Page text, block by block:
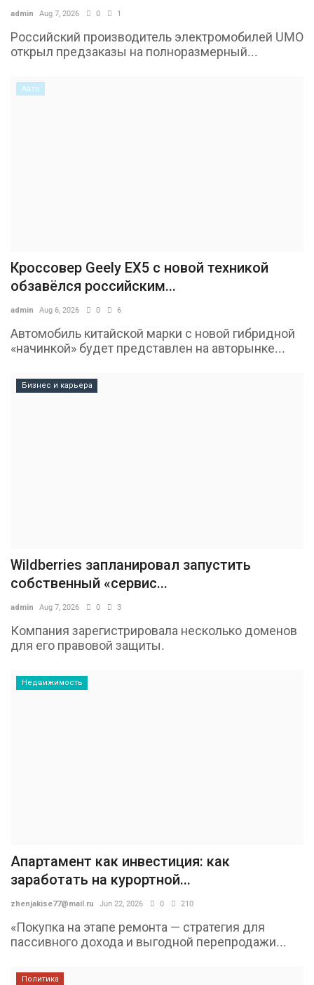
admin Aug 7, 2026 0 1
Российский производитель электромобилей UMO
открыл предзаказы на полноразмерный...
Авто
Кроссовер Geely EX5 с новой техникой
обзавёлся российским...
admin Aug 6, 2026 0 6
Автомобиль китайской марки с новой гибридной
«начинкой» будет представлен на авторынке...
Бизнес и карьера
Wildberries запланировал запустить
собственный «сервис...
admin Aug 7, 2026 0 3
Компания зарегистрировала несколько доменов
для его правовой защиты.
Недвижимость
Апартамент как инвестиция: как
заработать на курортной...
zhenjakise77@mail.ru Jun 22, 2026 0 210
«Покупка на этапе ремонта — стратегия для
пассивного дохода и выгодной перепродажи...
Политика